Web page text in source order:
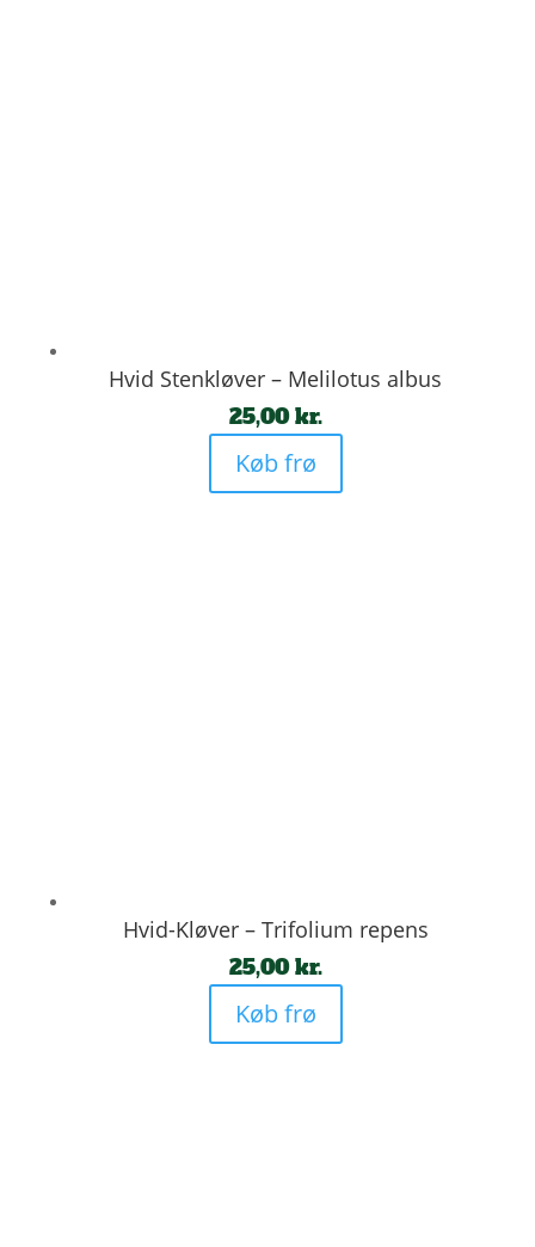
Hvid Stenkløver – Melilotus albus
25,00kr.
Køb frø
Hvid-Kløver – Trifolium repens
25,00kr.
Køb frø